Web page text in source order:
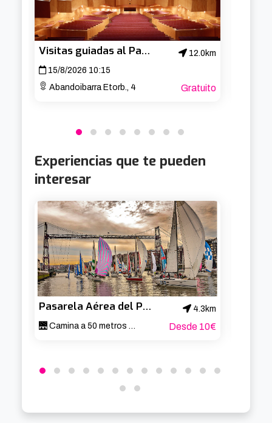
Visitas guiadas al Palacio Euskalduna
12.0km
15/8/2026 10:15
Abandoibarra Etorb., 4
Gratuito
Experiencias que te pueden
interesar
Pasarela Aérea del Puente de Bizkaia
4.3km
🌉 Camina a 50 metros sobre el Nervión 🚶‍♂️
Desde 10€